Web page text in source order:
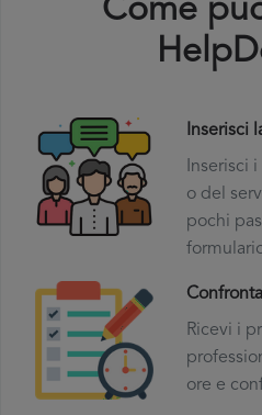
Come
Inserisci
Inserisci
o del
pochi
Ricevi i
ore e